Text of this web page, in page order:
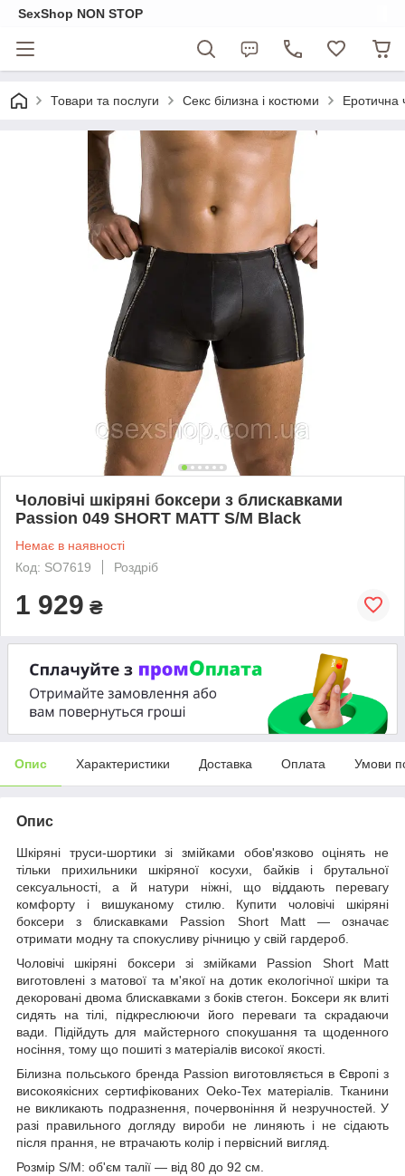
SexShop NON STOP
Товари та послуги Секс білизна і костюми Еротична
Чоловічі шкіряні боксери з блискавками
Passion 049 SHORT MATT S/M Black
Немає в наявності
Код: SO7619
Роздріб
1 929 ₴
Опис Характеристики Доставка Оплата Умови
Опис
Шкіряні труси-шортики зі змійками обов'язково оцінять не
тільки прихильники шкіряної косухи, байків і брутальної
сексуальності, а й натури ніжні, що віддають перевагу
комфорту і вишуканому стилю. Купити чоловічі шкіряні
боксери з блискавками Passion Short Matt — означає
отримати модну та спокусливу річницю у свій гардероб.
Чоловічі шкіряні боксери зі змійками Passion Short Matt
виготовлені з матової та м'якої на дотик екологічної шкіри та
декоровані двома блискавками з боків стегон. Боксери як влиті
сидять на тілі, підкреслюючи його переваги та скрадаючи
вади. Підійдуть для майстерного спокушання та щоденного
носіння, тому що пошиті з матеріалів високої якості.
Білизна польського бренда Passion виготовляється в Європі з
високоякісних сертифікованих Oeko-Tex матеріалів. Тканини
не викликають подразнення, почервоніння й незручностей. У
разі правильного догляду вироби не линяють і не сідають
після прання, не втрачають колір і первісний вигляд.
Розмір S/M: об'єм талії — від 80 до 92 см.